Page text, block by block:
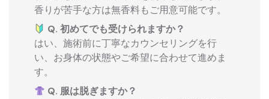
香りが苦手な方は無香料もご用意可能です。
Q. 初めてでも受けられますか？
はい、施術前に丁寧なカウンセリングを行
い、お身体の状態やご希望に合わせて進めま
す。
Q. 服は脱ぎますか？